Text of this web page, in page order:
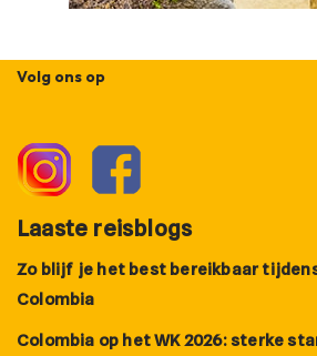
Volg ons op
Laaste reisblogs
Zo blijf je het best bereikbaar
Colombia
Colombia op het WK 2026: sterke